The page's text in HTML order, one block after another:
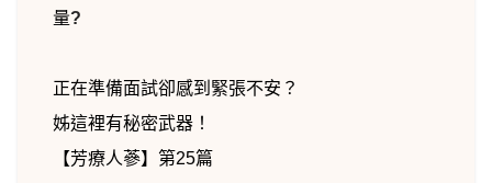
量?
正在準備面試卻感到緊張不安？
姊這裡有秘密武器！
【芳療人蔘】第25篇